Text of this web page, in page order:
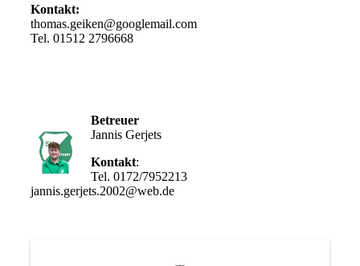
Kontakt:
thomas.geiken@googlemail.com
Tel. 01512 2796668
Betreuer
Jannis Gerjets
Kontakt:
Tel. 0172/7952213
jannis.gerjets.2002@web.de